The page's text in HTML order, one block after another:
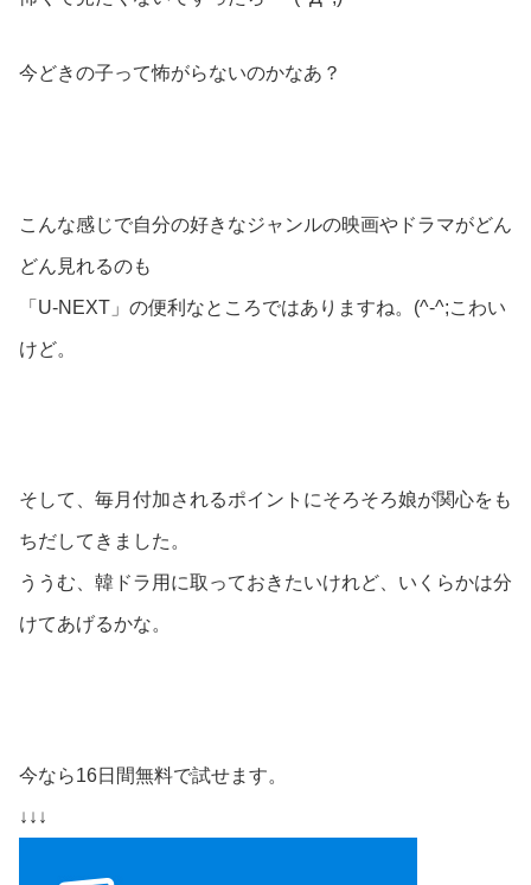
今どきの子って怖がらないのかなあ？
こんな感じで自分の好きなジャンルの映画やドラマがどん
どん見れるのも
「U-NEXT」の便利なところではありますね。(^-^;こわい
けど。
そして、毎月付加されるポイントにそろそろ娘が関心をも
ちだしてきました。
ううむ、韓ドラ用に取っておきたいけれど、いくらかは分
けてあげるかな。
今なら16日間無料で試せます。
↓↓↓